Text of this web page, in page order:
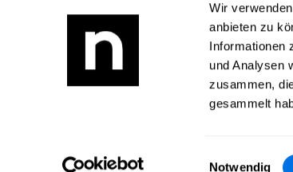
Wir
anbieten zu
Informationen
und Analysen
zusammen,
gesammelt
Notwendig
Was ist Newsload?
Kontakt